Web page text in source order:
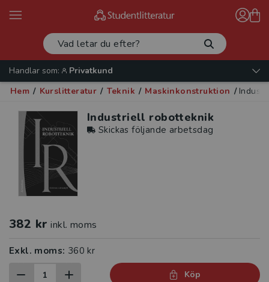
Handlar som:
Privatkund
Hem / Kurslitteratur / Teknik / Maskinkonstruktion /
Industriell robotteknik
Skickas följande arbetsdag
382 kr inkl. moms
Exkl. moms: 360 kr
Köp